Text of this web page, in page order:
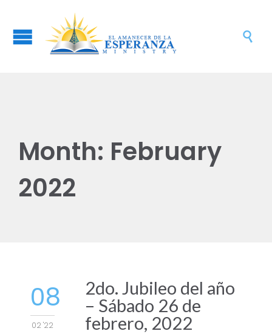

Month: February
2022
08
02 '22
2do. Jubileo del año
– Sábado 26 de
febrero, 2022